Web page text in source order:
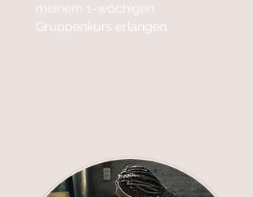
meinem 1-wöchigen
Gruppenkurs erlangen.